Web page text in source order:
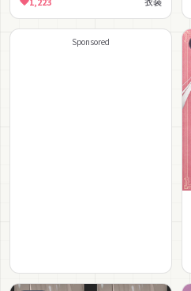
Sponsored